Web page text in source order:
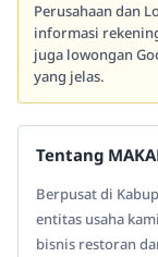
Perusahaan dan
informasi
juga lowongan
yang jelas.
Tentang
Berpusat di
entitas usaha
bisnis restoran